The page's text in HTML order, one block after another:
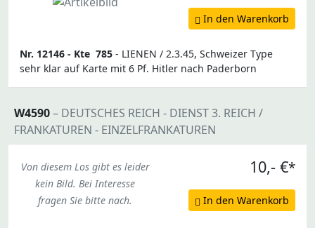
In den Warenkorb
Nr. 12146 - Kte 785 - LIENEN / 2.3.45, Schweizer Type
sehr klar auf Karte mit 6 Pf. Hitler nach Paderborn
W4590– DEUTSCHES REICH - DIENST 3. REICH /
FRANKATUREN - EINZELFRANKATUREN
Von diesem Los gibt es leider
kein Bild. Bei Interesse
fragen Sie bitte nach.
10,- €*
In den Warenkorb